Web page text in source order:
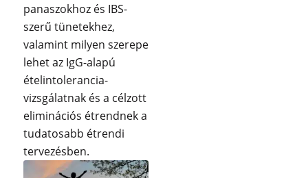
panaszokhoz és IBS-
szerű tünetekhez,
valamint milyen szerepe
lehet az IgG-alapú
ételintolerancia-
vizsgálatnak és a célzott
eliminációs étrendnek a
tudatosabb étrendi
tervezésben.